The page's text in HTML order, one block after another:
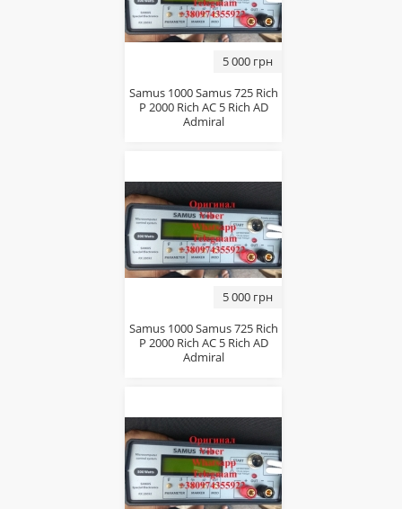
5 000 грн
Samus 1000 Samus 725 Rich
P 2000 Rich AC 5 Rich AD
Admiral
5 000 грн
Samus 1000 Samus 725 Rich
P 2000 Rich AC 5 Rich AD
Admiral